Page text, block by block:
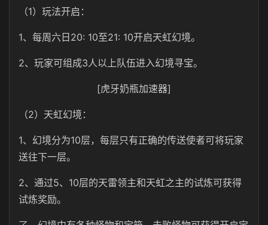
（1）玩法开启：
1、每周六日20: 10至21: 10开启天虹幻境。
2、玩家可组成3人以上队伍进入幻境寻宝。
[虎牙奶瓶加速器]
（2）天虹幻境：
1、幻境分为10层，每层只有正确的传送使者可将玩家
送往下一层。
2、通过5、10层的天雷领主和天虹之主的试炼可获得
试炼奖励。